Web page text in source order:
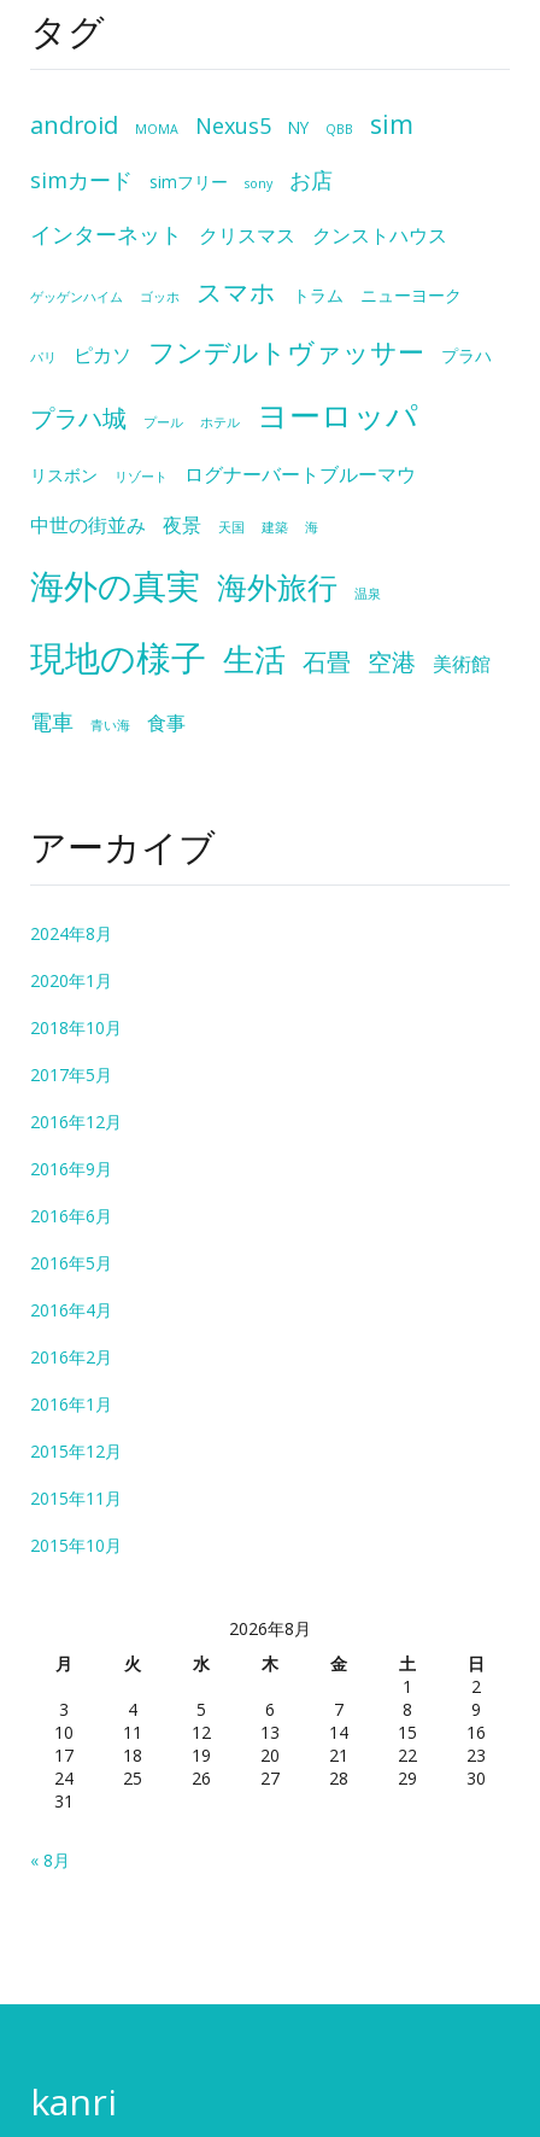
タグ
android MOMA Nexus5 NY QBB sim
simカード simフリー sony
お店
インターネット
クリスマス クンストハウス
ゲッゲンハイム ゴッホ スマホ トラム ニューヨーク
パリ ピカソ フンデルトヴァッサー プラハ
プラハ城 プール ホテル ヨーロッパ
リスボン リゾート
ログナーバートブルーマウ
中世の街並み
夜景 天国 建築 海
海外の真実 海外旅行 温泉
現地の様子 生活 石畳 空港 美術館
電車 青い海 食事
アーカイブ
2024年8月
2020年1月
2018年10月
2017年5月
2016年12月
2016年9月
2016年6月
2016年5月
2016年4月
2016年2月
2016年1月
2015年12月
2015年11月
2015年10月
2026年8月
月
火 水 木 金 土
日
1
2
3
4 5 6 7 8
9
10
11 12 13 14 15
16
17
18 19 20 21 22
23
24
25 26 27 28 29
30
31
« 8月
kanri